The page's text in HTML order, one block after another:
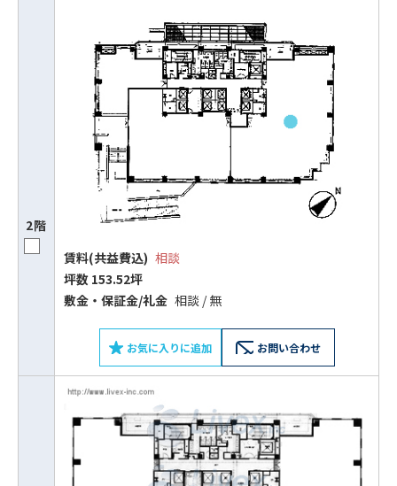
2階
賃料(共益費込) 相談
坪数 153.52坪
敷⾦‧保証⾦/礼⾦ 相談 / 無
お気に入りに追加 お問い合わせ